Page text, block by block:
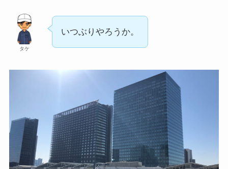
タケ
いつぶりやろうか。